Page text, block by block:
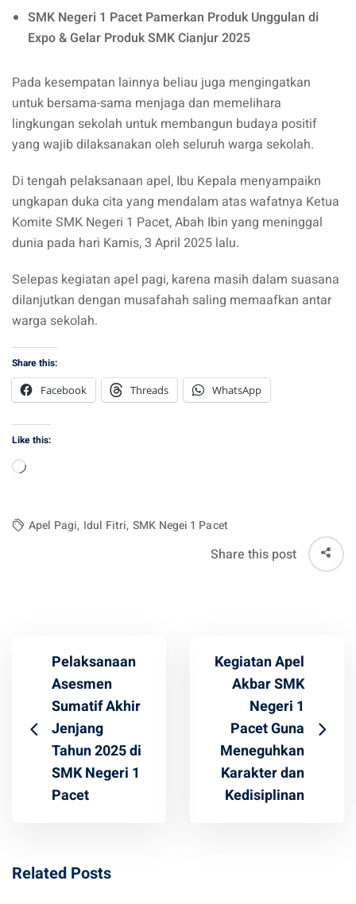
SMK Negeri 1 Pacet Pamerkan Produk Unggulan di
Expo & Gelar Produk SMK Cianjur 2025
Pada kesempatan lainnya beliau juga mengingatkan
untuk bersama-sama menjaga dan memelihara
lingkungan sekolah untuk membangun budaya positif
yang wajib dilaksanakan oleh seluruh warga sekolah.
Di tengah pelaksanaan apel, Ibu Kepala menyampaikn
ungkapan duka cita yang mendalam atas wafatnya Ketua
Komite SMK Negeri 1 Pacet, Abah Ibin yang meninggal
dunia pada hari Kamis, 3 April 2025 lalu.
Selepas kegiatan apel pagi, karena masih dalam suasana
dilanjutkan dengan musafahah saling memaafkan antar
warga sekolah.
Share this:
Facebook
Threads WhatsApp
Like this:
Loading…
Apel Pagi, Idul Fitri, SMK Negei 1 Pacet
Share this post
Pelaksanaan
Asesmen
Sumatif Akhir
Jenjang
Tahun 2025 di
SMK Negeri 1
Pacet
Kegiatan Apel
Akbar SMK
Negeri 1
Pacet Guna
Meneguhkan
Karakter dan
Kedisiplinan
Related Posts